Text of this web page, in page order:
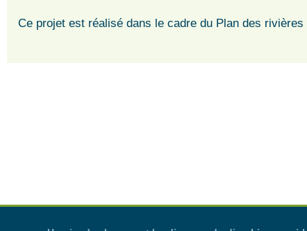
Ce projet est réalisé dans le cadre du Plan des